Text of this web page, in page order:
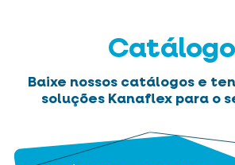
Baixe nossos catálogos e
soluções Kanaflex para o